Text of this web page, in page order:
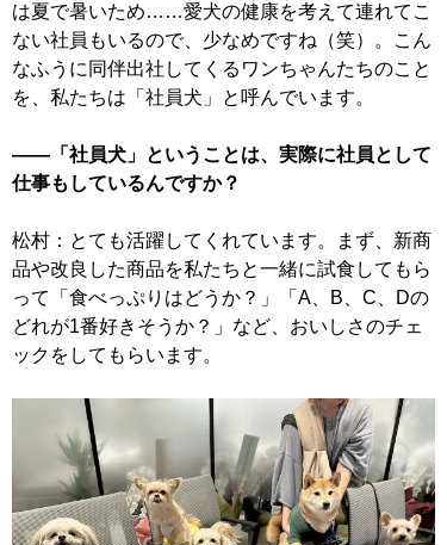
は夏で暑いため……愛犬の健康を考えて連れてこ
ない社員もいるので、少なめですね（笑）。こん
なふうに同伴出社してくるワンちゃんたちのこと
を、私たちは「社員犬」と呼んでいます。
――「社員犬」ということは、実際に社員として
仕事もしているんですか？
松村：とても活躍してくれています。まず、新商
品や改良した商品を私たちと一緒に試食してもら
って「食べっぷりはどうか？」「A、B、C、Dの
どれが1番好きそうか？」など、おいしさのチェ
ックをしてもらいます。